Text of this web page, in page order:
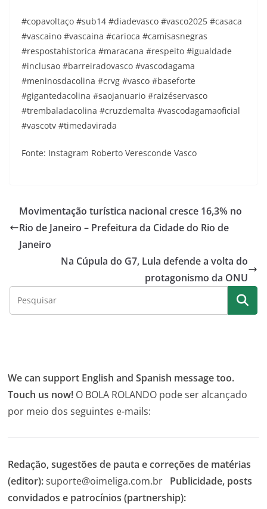
#copavoltaço #sub14 #diadevasco #vasco2025 #casaca
#vascaino #vascaina #carioca #camisasnegras
#respostahistorica #maracana #respeito #igualdade
#inclusao #barreiradovasco #vascodagama
#meninosdacolina #crvg #vasco #baseforte
#gigantedacolina #saojanuario #raizéservasco
#trembaladacolina #cruzdemalta #vascodagamaoficial
#vascotv #timedavirada
Fonte: Instagram Roberto Veresconde Vasco
Movimentação turística nacional cresce 16,3% no
Rio de Janeiro – Prefeitura da Cidade do Rio de
Janeiro
Na Cúpula do G7, Lula defende a volta do
protagonismo da ONU
We can support English and Spanish message too.
Touch us now! O BOLA ROLANDO pode ser alcançado
por meio dos seguintes e-mails:
Redação, sugestões de pauta e correções de matérias
(editor): suporte@oimeliga.com.br Publicidade, posts
convidados e patrocínios (partnership):